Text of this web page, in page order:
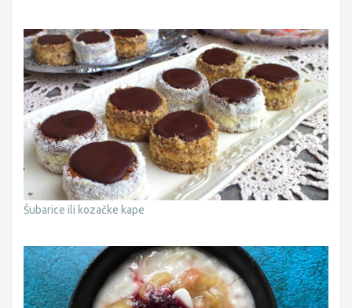
Šubarice ili kozačke kape